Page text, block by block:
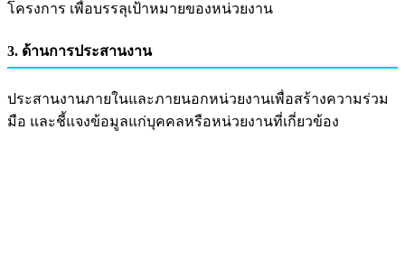
โครงการ เพื่อบรรลุเป้าหมายของหน่วยงาน
3. ด้านการประสานงาน
ประสานงานภายในและภายนอกหน่วยงานเพื่อสร้างความร่วม
มือ และชี้แจงข้อมูลแก่บุคคลหรือหน่วยงานที่เกี่ยวข้อง